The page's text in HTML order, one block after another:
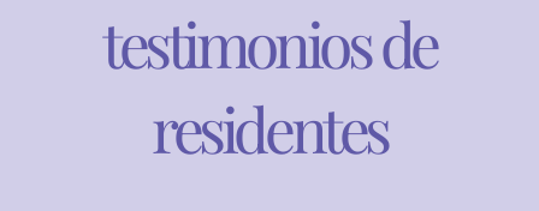
testimonios de
residentes